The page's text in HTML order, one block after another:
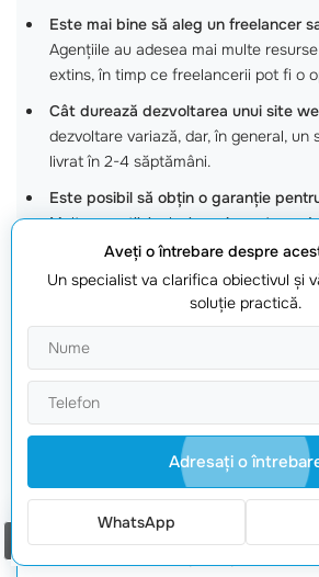
Este mai bine să aleg un freelancer
Agențiile au adesea mai multe
extins, în timp ce freelancerii pot fi o
Cât durează dezvoltarea unui site
dezvoltare variază, dar, în general, un
livrat în 2-4 săptămâni.
Este posibil să obțin o garanție
Multe agenții, inclusivwebmaster.md
performanță pentru serviciile SEO și
Ce trebuie să includă un contract cu
contract bun ar trebui să acopere
Pot renegocia prețul după ce am
Este bine să discuți din timp despre
un preț care să funcționeze pentru
Obțineți o
Aveţi o întrebare despre
Un specialist va clarifica obiectivul şi
soluţie practică.
Adresaţi o
WhatsApp
Comanda un apel